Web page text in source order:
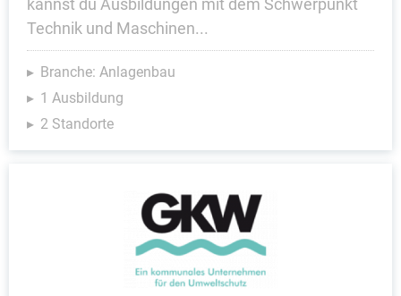
kannst du Ausbildungen mit dem Schwerpunkt
Technik und Maschinen...
Branche: Anlagenbau
1 Ausbildung
2 Standorte